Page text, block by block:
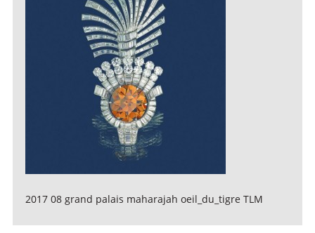
2017 08 grand palais maharajah oeil_du_tigre TLM